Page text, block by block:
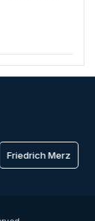
Friedrich Merz